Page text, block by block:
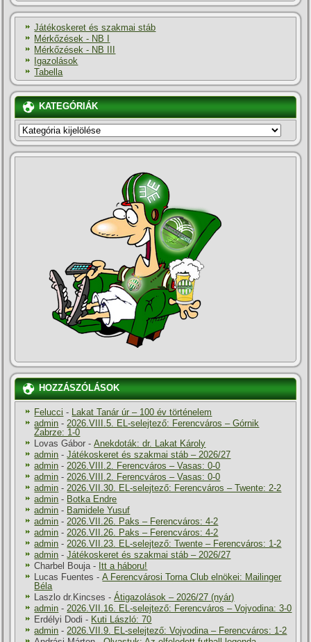
Játékoskeret és szakmai stáb
Mérkőzések - NB I
Mérkőzések - NB III
Igazolások
Tabella
KATEGÓRIÁK
KATEGÓRIÁK
HOZZÁSZÓLÁSOK
Felucci - Lakat Tanár úr – 100 év történelem
admin -2026.VIII.5. EL-selejtező: Ferencváros – Górnik
Zabrze: 1-0
Lovas Gábor -Anekdoták: dr. Lakat Károly
admin -Játékoskeret és szakmai stáb – 2026/27
admin -2026.VIII.2. Ferencváros – Vasas: 0-0
admin -2026.VIII.2. Ferencváros – Vasas: 0-0
admin -2026.VII.30. EL-selejtező: Ferencváros – Twente: 2-2
admin - Botka Endre
admin - Bamidele Yusuf
admin -2026.VII.26. Paks – Ferencváros: 4-2
admin -2026.VII.26. Paks – Ferencváros: 4-2
admin -2026.VII.23. EL-selejtező: Twente – Ferencváros: 1-2
admin -Játékoskeret és szakmai stáb – 2026/27
Charbel Bouja- Itt a háboru!
Lucas Fuentes -A Ferencvárosi Torna Club elnökei: Mailinger
Béla
Laszlo dr.Kincses -Átigazolások – 2026/27 (nyár)
admin -2026.VII.16. EL-selejtező: Ferencváros – Vojvodina: 3-0
Erdélyi Dodi - Kuti László: 70
admin -2026.VII.9. EL-selejtező: Vojvodina – Ferencváros: 1-2